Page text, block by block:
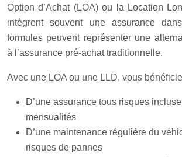
Option d’Achat (LOA) ou la Location
intègrent souvent une assurance
formules peuvent représenter une
à l’assurance pré-achat traditionnelle.
Avec une LOA ou une LLD, vous
D’une assurance tous risques
mensualités
D’une maintenance régulière du
risques de pannes